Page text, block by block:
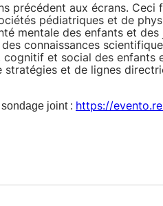
précédent aux écrans.
pédiatriques et de
mentale des enfants et
connaissances
et social des
et de lignes
joint : https://